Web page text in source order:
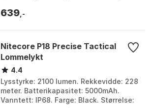
innstilling. Materiale:...
639 ,-
Nitecore P18 Precise Tactical
Lommelykt
4.4
Lysstyrke: 2100 lumen. Rekkevidde: 228
meter. Batterikapasitet: 5000mAh.
Vanntett: IP68. Farge: Black. Størrelse: